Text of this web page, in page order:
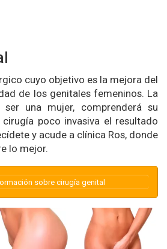
cuyo objetivo es la mejora del
de los genitales femeninos. La
una mujer, comprenderá su
poco invasiva el resultado
y acude a clínica Ros, donde
lo mejor.
sobre cirugía genital